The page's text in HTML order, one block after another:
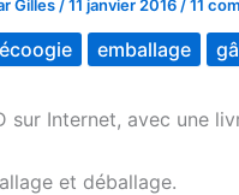
Gilles /11 janvier 2016 /11
écoogie emballage
sur Internet, avec une
et déballage.